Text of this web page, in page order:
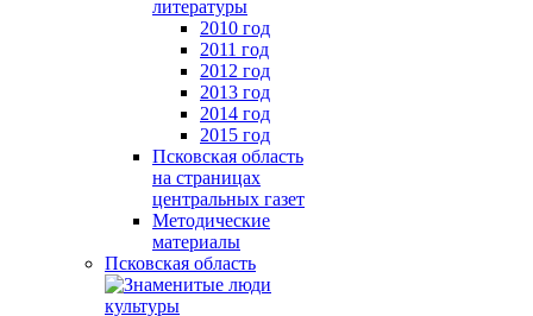
литературы
2010 год
2011 год
2012 год
2013 год
2014 год
2015 год
Псковская область
на страницах
центральных газет
Методические
материалы
Псковская область